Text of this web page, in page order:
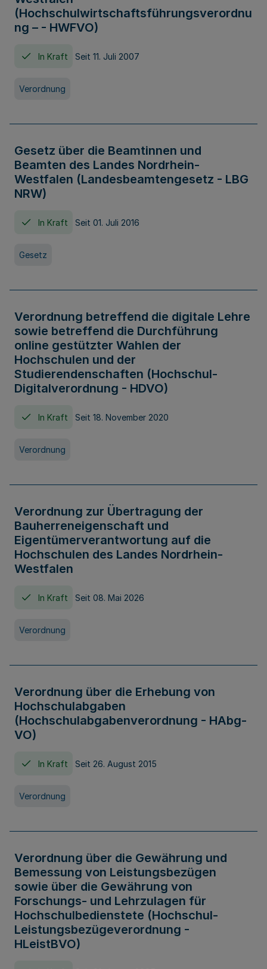
(Hochschulwirtschaftsführungsverordnu
ng – - HWFVO)
In Kraft Seit 11. Juli 2007
Verordnung
Gesetz über die Beamtinnen und
Beamten des Landes Nordrhein-
Westfalen (Landesbeamtengesetz - LBG
NRW)
In Kraft Seit 01. Juli 2016
Gesetz
Verordnung betreffend die digitale Lehre
sowie betreffend die Durchführung
online gestützter Wahlen der
Hochschulen und der
Studierendenschaften (Hochschul-
Digitalverordnung - HDVO)
In Kraft Seit 18. November 2020
Verordnung
Verordnung zur Übertragung der
Bauherreneigenschaft und
Eigentümerverantwortung auf die
Hochschulen des Landes Nordrhein-
Westfalen
In Kraft Seit 08. Mai 2026
Verordnung
Verordnung über die Erhebung von
Hochschulabgaben
(Hochschulabgabenverordnung - HAbg-
VO)
In Kraft Seit 26. August 2015
Verordnung
Verordnung über die Gewährung und
Bemessung von Leistungsbezügen
sowie über die Gewährung von
Forschungs- und Lehrzulagen für
Hochschulbedienstete (Hochschul-
Leistungsbezügeverordnung -
HLeistBVO)